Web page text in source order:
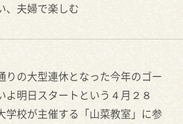
、夫婦で楽しむ
りの大型連休となった今年のゴー
よ明日スタートという４月２８
学校が主催する「山菜教室」に参